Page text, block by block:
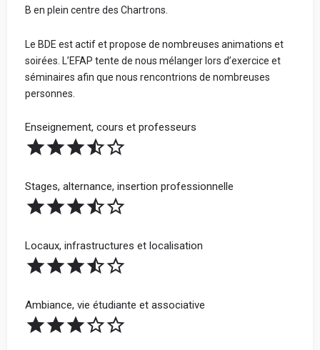
B en plein centre des Chartrons.
Le BDE est actif et propose de nombreuses animations et
soirées. L’EFAP tente de nous mélanger lors d’exercice et
séminaires afin que nous rencontrions de nombreuses
personnes.
Enseignement, cours et professeurs
Stages, alternance, insertion professionnelle
Locaux, infrastructures et localisation
Ambiance, vie étudiante et associative